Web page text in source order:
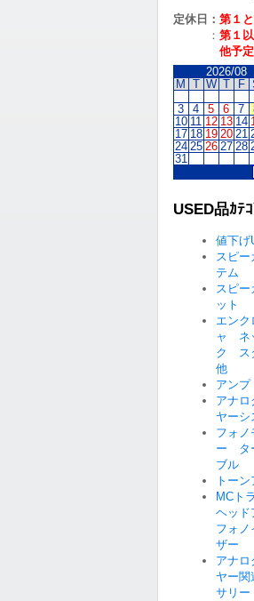
定休日： 第１
： 第１
他予定で
2026/08
M
T W T F
3
4 5 6 7
10 11 12 13 14
17 18 19 20 21
24 25 26 27 28
31
USED品ｶﾃ
値下げ
スピー
テム
スピー
ット
エンク
ャ ネ
ク ス
他
アンプ
アナロ
ヤーシ
フォノ
ー タ
ブル
トー
MCト
ヘッ
フォノ
ザー
アナロ
ヤー関
サリー